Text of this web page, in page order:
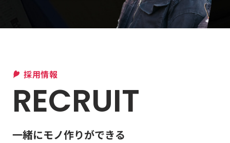
採用情報
RECRUIT
一緒にモノ作りができる